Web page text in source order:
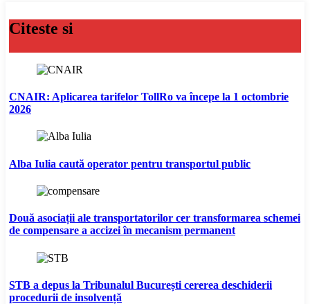
Citeste si
CNAIR: Aplicarea tarifelor TollRo va începe la 1 octombrie
2026
Alba Iulia caută operator pentru transportul public
Două asociații ale transportatorilor cer transformarea schemei
de compensare a accizei în mecanism permanent
STB a depus la Tribunalul București cererea deschiderii
procedurii de insolvență